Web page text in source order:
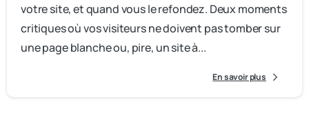
votre site, et quand vous le refondez. Deux moments
critiques où vos visiteurs ne doivent pas tomber sur
une page blanche ou, pire, un site à...
En savoir plus